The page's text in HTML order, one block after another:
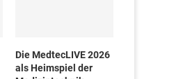
Die MedtecLIVE 2026
als Heimspiel der